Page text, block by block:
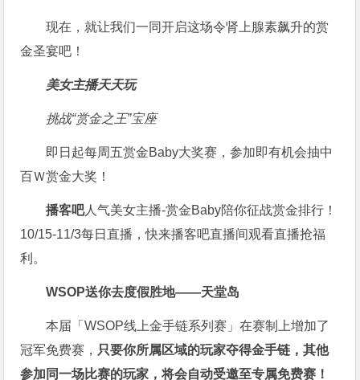
现在，就让我们一同开启这场令肾上腺素飙升的赏
金圣宴吧！
美女主播天天玩
挑战“赏金之王”宝座
即日起每周五赏金Baby大奖赛，参加即有机会抽中
百Ｗ赏金大奖！
播客吧人气美女主播-赏金Baby陪你征战赏金排行！
10/15-11/3每日直播，快来播客吧直播间观看直播抢福
利。
WSOP送你去度假胜地——天堂岛
本届「WSOP线上金手链系列赛」在赛制上增加了
冠军免费赛， 只要你所属区域的玩家夺得金手链，其他
参加同一场比赛的玩家，将会自动受邀至专属免费赛！